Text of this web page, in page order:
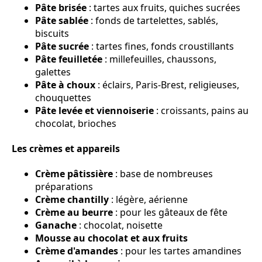
Pâte brisée : tartes aux fruits, quiches sucrées
Pâte sablée : fonds de tartelettes, sablés,
biscuits
Pâte sucrée : tartes fines, fonds croustillants
Pâte feuilletée : millefeuilles, chaussons,
galettes
Pâte à choux : éclairs, Paris-Brest, religieuses,
chouquettes
Pâte levée et viennoiserie : croissants, pains au
chocolat, brioches
Les crèmes et appareils
Crème pâtissière : base de nombreuses
préparations
Crème chantilly : légère, aérienne
Crème au beurre : pour les gâteaux de fête
Ganache : chocolat, noisette
Mousse au chocolat et aux fruits
Crème d'amandes : pour les tartes amandines